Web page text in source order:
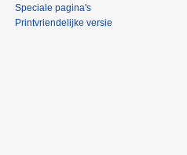
Speciale pagina's
Printvriendelijke versie